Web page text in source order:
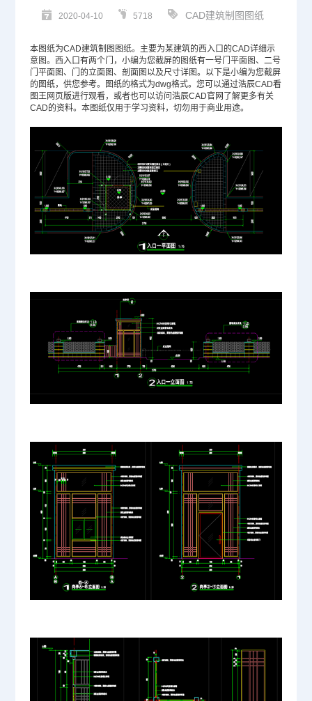
2020-04-10 5718 CAD建筑制图图纸
本图纸为CAD建筑制图图纸。主要为某建筑的西入口的CAD详细示
意图。西入口有两个门，小编为您截屏的图纸有一号门平面图、二号
门平面图、门的立面图、剖面图以及尺寸详图。以下是小编为您截屏
的图纸，供您参考。图纸的格式为dwg格式。您可以通过浩辰CAD看
图王网页版进行观看，或者也可以访问浩辰CAD官网 了解更多有关
CAD的资料。本图纸仅用于学习资料，切勿用于商业用途。